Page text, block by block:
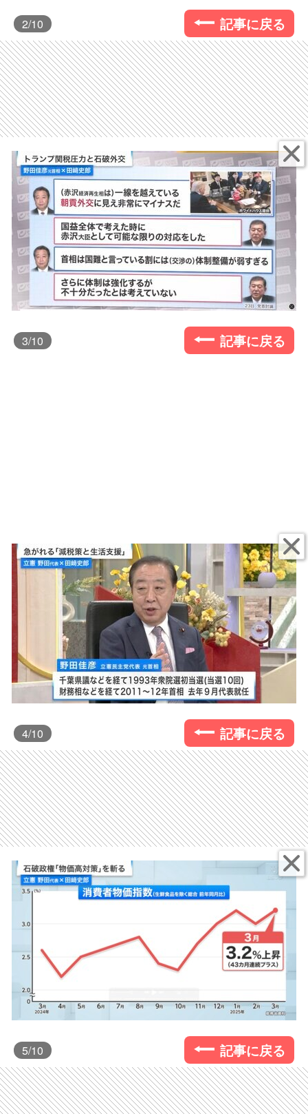
2/10 記事に戻る
3/10 記事に戻る
4/10 記事に戻る
5/10 記事に戻る